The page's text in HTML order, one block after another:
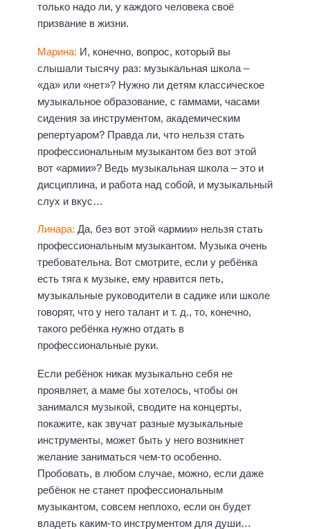
только надо ли, у каждого человека своё
призвание в жизни.
Марина: И, конечно, вопрос, который вы
слышали тысячу раз: музыкальная школа –
«да» или «нет»? Нужно ли детям классическое
музыкальное образование, с гаммами, часами
сидения за инструментом, академическим
репертуаром? Правда ли, что нельзя стать
профессиональным музыкантом без вот этой
вот «армии»? Ведь музыкальная школа – это и
дисциплина, и работа над собой, и музыкальный
слух и вкус…
Линара: Да, без вот этой «армии» нельзя стать
профессиональным музыкантом. Музыка очень
требовательна. Вот смотрите, если у ребёнка
есть тяга к музыке, ему нравится петь,
музыкальные руководители в садике или школе
говорят, что у него талант и т. д., то, конечно,
такого ребёнка нужно отдать в
профессиональные руки.
Если ребёнок никак музыкально себя не
проявляет, а маме бы хотелось, чтобы он
занимался музыкой, сводите на концерты,
покажите, как звучат разные музыкальные
инструменты, может быть у него возникнет
желание заниматься чем-то особенно.
Пробовать, в любом случае, можно, если даже
ребёнок не станет профессиональным
музыкантом, совсем неплохо, если он будет
владеть каким-то инструментом для души…